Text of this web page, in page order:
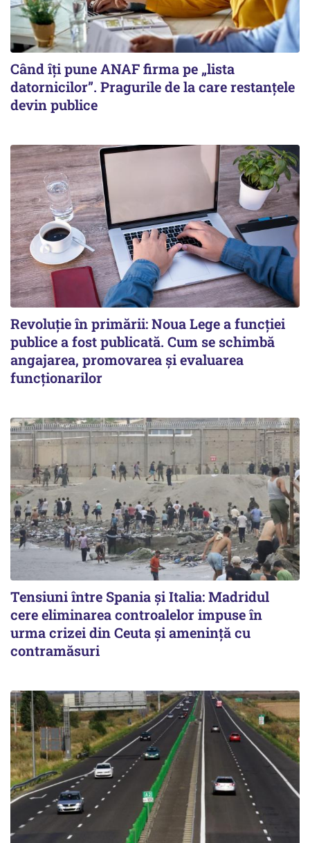
Când îți pune ANAF firma pe „lista
datornicilor”. Pragurile de la care restanțele
devin publice
Revoluție în primării: Noua Lege a funcției
publice a fost publicată. Cum se schimbă
angajarea, promovarea și evaluarea
funcționarilor
Tensiuni între Spania și Italia: Madridul
cere eliminarea controalelor impuse în
urma crizei din Ceuta și amenință cu
contramăsuri